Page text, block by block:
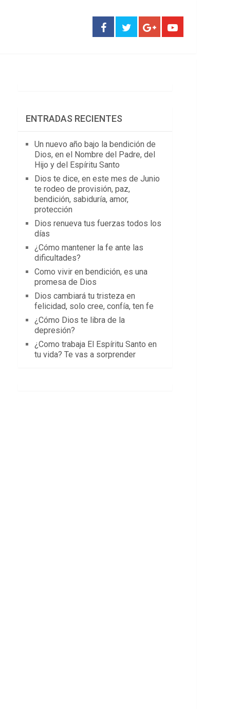
ENTRADAS RECIENTES
Un nuevo año bajo la bendición de
Dios, en el Nombre del Padre, del
Hijo y del Espíritu Santo
Dios te dice, en este mes de Junio
te rodeo de provisión, paz,
bendición, sabiduría, amor,
protección
Dios renueva tus fuerzas todos los
días
¿Cómo mantener la fe ante las
dificultades?
Como vivir en bendición, es una
promesa de Dios
Dios cambiará tu tristeza en
felicidad, solo cree, confía, ten fe
¿Cómo Dios te libra de la
depresión?
¿Como trabaja El Espíritu Santo en
tu vida? Te vas a sorprender